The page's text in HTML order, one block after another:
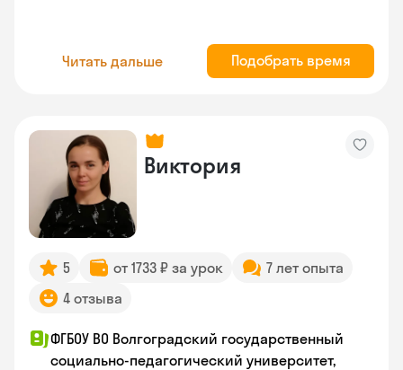
Читать дальше Подобрать время
Виктория
5 от 1733 ₽ за урок
7 лет опыта
4 отзыва
ФГБОУ ВО Волгоградский государственный
социально-педагогический университет,